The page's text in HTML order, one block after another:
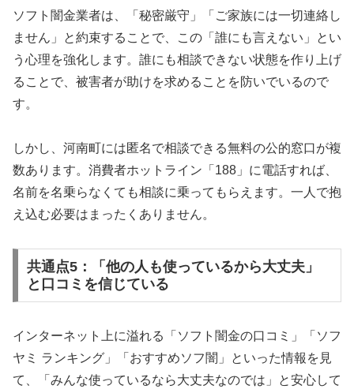
ソフト闇金業者は、「秘密厳守」「ご家族には一切連絡し
ません」と約束することで、この「誰にも言えない」とい
う心理を強化します。誰にも相談できない状態を作り上げ
ることで、被害者が助けを求めることを防いでいるので
す。
しかし、河南町には匿名で相談できる無料の公的窓口が複
数あります。消費者ホットライン「188」に電話すれば、
名前を名乗らなくても相談に乗ってもらえます。一人で抱
え込む必要はまったくありません。
共通点5：「他の人も使っているから大丈夫」
と口コミを信じている
インターネット上に溢れる「ソフト闇金の口コミ」「ソフ
ヤミ ランキング」「おすすめソフ闇」といった情報を見
て、「みんな使っているなら大丈夫なのでは」と安心して